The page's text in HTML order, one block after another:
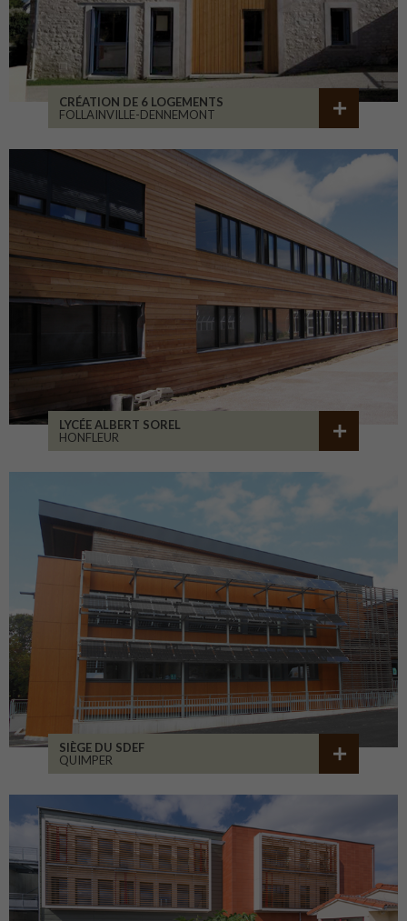
CRÉATION DE 6 LOGEMENTS
FOLLAINVILLE-DENNEMONT
LYCÉE ALBERT SOREL
HONFLEUR
SIÈGE DU SDEF
QUIMPER